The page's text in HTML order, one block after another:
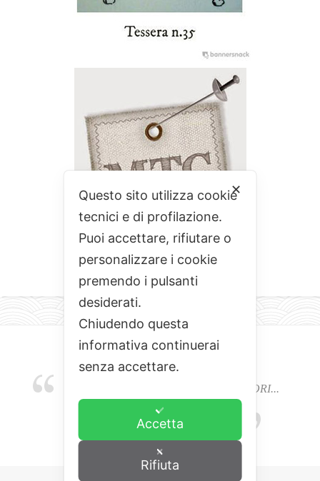
EMOZIONI, COLORI, ODORI E SAPORI...
L'ALCHIMIA DEL BUON CIBO
✕
Questo sito utilizza cookie
tecnici e di profilazione.
Puoi accettare, rifiutare o
personalizzare i cookie
premendo i pulsanti
desiderati.
Chiudendo questa
informativa continuerai
senza accettare.
Accetta
Rifiuta